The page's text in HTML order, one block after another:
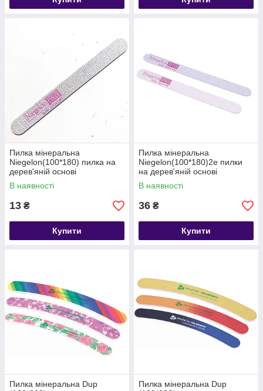
Пилка мінеральна
Niegelon(100*180) пилка на
дерев'яній основі
В наявності
13 ₴
Купити
Пилка мінеральна
Niegelon(100*180)2е пилки
на дерев'яній основі
В наявності
36 ₴
Купити
Пилка мінеральна Dup
Пилка мінеральна Dup